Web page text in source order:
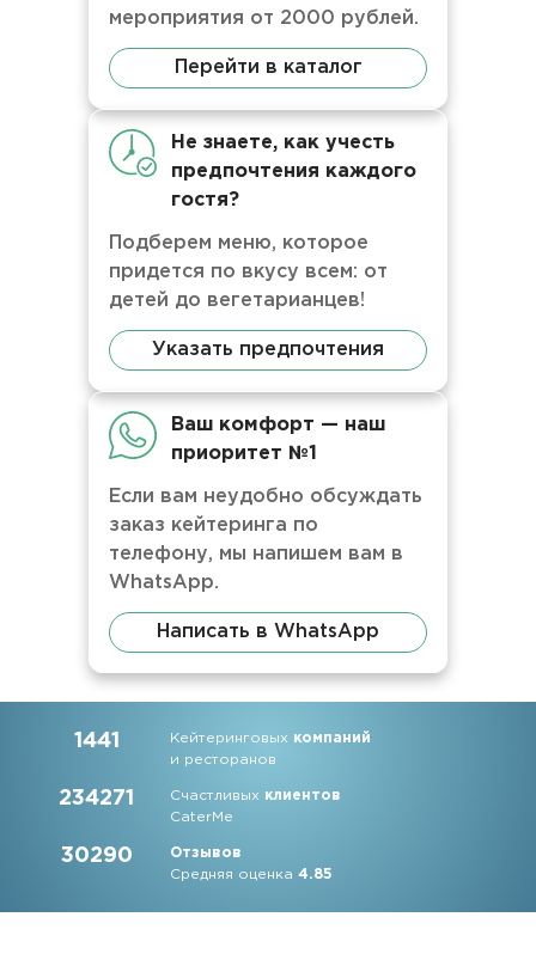
мероприятия от 2000 рублей.
Перейти в каталог
Не знаете, как учесть
предпочтения каждого
гостя?
Подберем меню, которое
придется по вкусу всем: от
детей до вегетарианцев!
Указать предпочтения
Ваш комфорт — наш
приоритет №1
Если вам неудобно обсуждать
заказ кейтеринга по
телефону, мы напишем вам в
WhatsApp.
Написать в WhatsApp
1441 Кейтеринговых компаний
и ресторанов
234271 Счастливых клиентов
CaterMe
30290
Отзывов
Средняя оценка4.85